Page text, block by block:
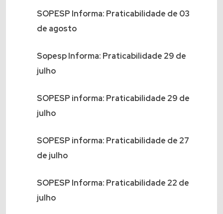
SOPESP Informa: Praticabilidade de 03
de agosto
Sopesp Informa: Praticabilidade 29 de
julho
SOPESP informa: Praticabilidade 29 de
julho
SOPESP informa: Praticabilidade de 27
de julho
SOPESP Informa: Praticabilidade 22 de
julho